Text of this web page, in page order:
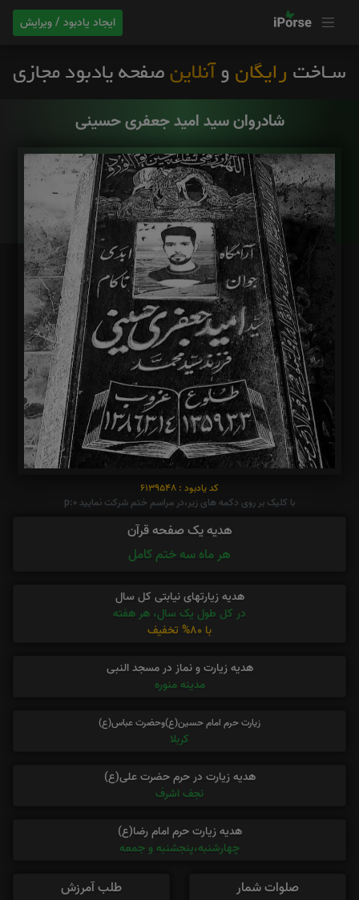
ایجاد یادبود / ویرایش
شادروان سید امید جعفری حسینی
کد یادبود : 6139548
با کلیک بر روی دکمه های زیر،در مراسم ختم شرکت نمایید p:0
هدیه یک صفحه قرآن
هر ماه سه ختم کامل
هدیه زیارتهای نیابتی کل سال
در کل طول یک سال، هر هفته
با 80% تخفیف
هدیه زیارت و نماز در مسجد النبی
مدینه منوره
زیارت حرم امام حسین(ع)وحضرت عباس(ع)
کربلا
هدیه زیارت در حرم حضرت علی(ع)
نجف اشرف
هدیه زیارت حرم امام رضا(ع)
چهارشنبه،پنجشنبه و جمعه
صلوات شمار
طلب آمرزش